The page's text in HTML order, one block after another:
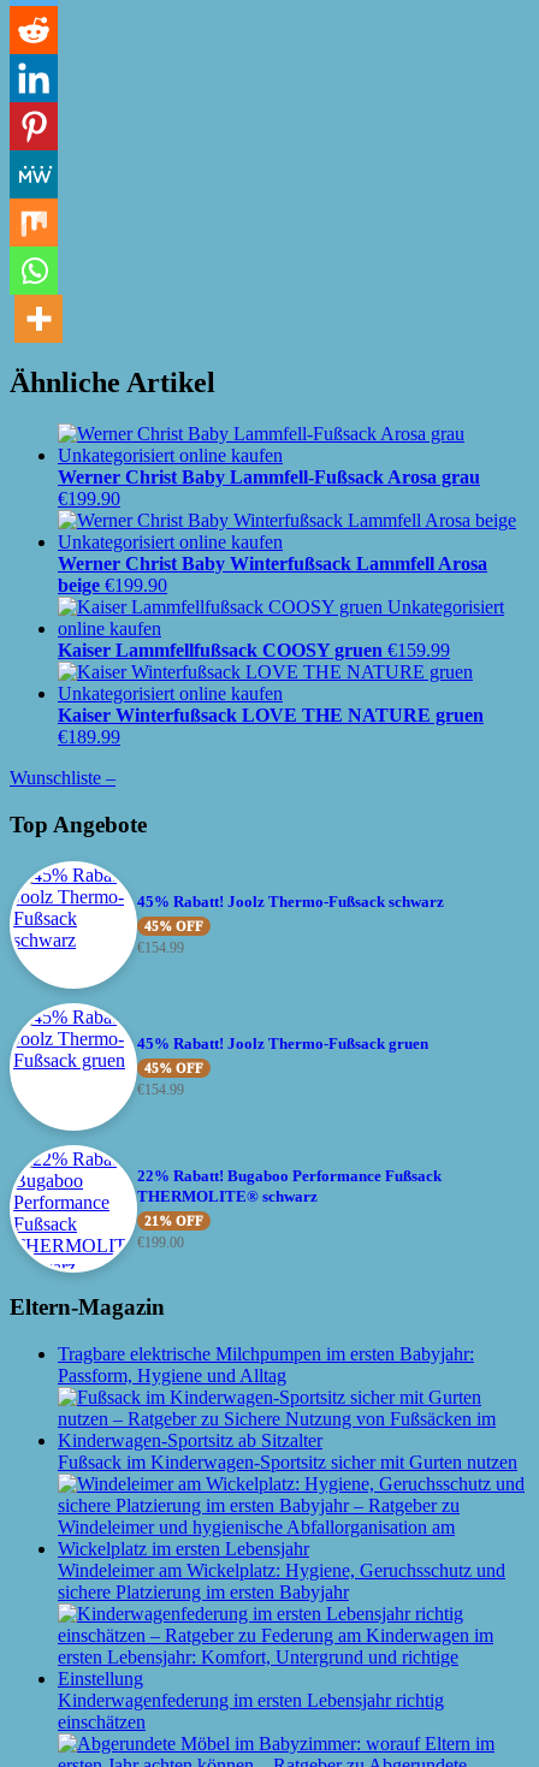
Ähnliche Artikel
Werner Christ Baby Lammfell-Fußsack Arosa grau
€199.90
Werner Christ Baby Winterfußsack Lammfell Arosa
beige €199.90
Kaiser Lammfellfußsack COOSY gruen €159.99
Kaiser Winterfußsack LOVE THE NATURE gruen
€189.99
Wunschliste –
Top Angebote
45% Rabatt! Joolz Thermo-Fußsack schwarz
45% OFF
€154.99
45% Rabatt! Joolz Thermo-Fußsack gruen
45% OFF
€154.99
22% Rabatt! Bugaboo Performance Fußsack
THERMOLITE® schwarz
21% OFF
€199.00
Eltern-Magazin
Tragbare elektrische Milchpumpen im ersten Babyjahr:
Passform, Hygiene und Alltag
Fußsack im Kinderwagen-Sportsitz sicher mit Gurten nutzen
Windeleimer am Wickelplatz: Hygiene, Geruchsschutz und
sichere Platzierung im ersten Babyjahr
Kinderwagenfederung im ersten Lebensjahr richtig
einschätzen